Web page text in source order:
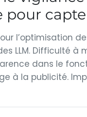
pour
pour
LLM. Difficulté
dans le
à la publicité.